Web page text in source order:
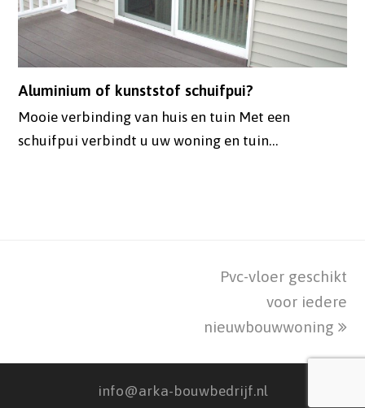
Aluminium of kunststof schuifpui?
Mooie verbinding van huis en tuin Met een
schuifpui verbindt u uw woning en tuin…
next
Pvc-vloer geschikt
voor iedere
nieuwbouwwoning
info@arka-bouwbedrijf.nl